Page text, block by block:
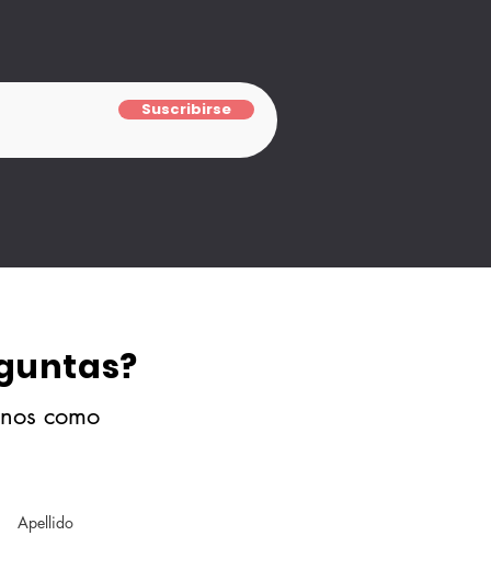
Suscribirse
como
Apellido